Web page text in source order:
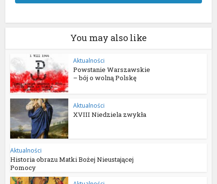
You may also like
Aktualności
Powstanie Warszawskie
– bój o wolną Polskę
Aktualności
XVIII Niedziela zwykła
Aktualności
Historia obrazu Matki Bożej Nieustającej
Pomocy